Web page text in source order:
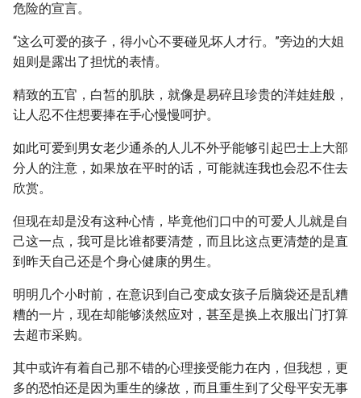
危险的宣言。
“这么可爱的孩子，得小心不要碰见坏人才行。”旁边的大姐
姐则是露出了担忧的表情。
精致的五官，白皙的肌肤，就像是易碎且珍贵的洋娃娃般，
让人忍不住想要捧在手心慢慢呵护。
如此可爱到男女老少通杀的人儿不外乎能够引起巴士上大部
分人的注意，如果放在平时的话，可能就连我也会忍不住去
欣赏。
但现在却是没有这种心情，毕竟他们口中的可爱人儿就是自
己这一点，我可是比谁都要清楚，而且比这点更清楚的是直
到昨天自己还是个身心健康的男生。
明明几个小时前，在意识到自己变成女孩子后脑袋还是乱糟
糟的一片，现在却能够淡然应对，甚至是换上衣服出门打算
去超市采购。
其中或许有着自己那不错的心理接受能力在内，但我想，更
多的恐怕还是因为重生的缘故，而且重生到了父母平安无事